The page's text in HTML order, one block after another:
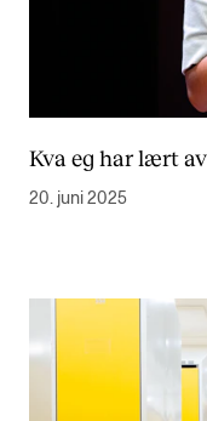
Kva eg har lært
20. juni 2025